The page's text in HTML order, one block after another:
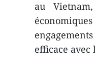
au
efficace avec